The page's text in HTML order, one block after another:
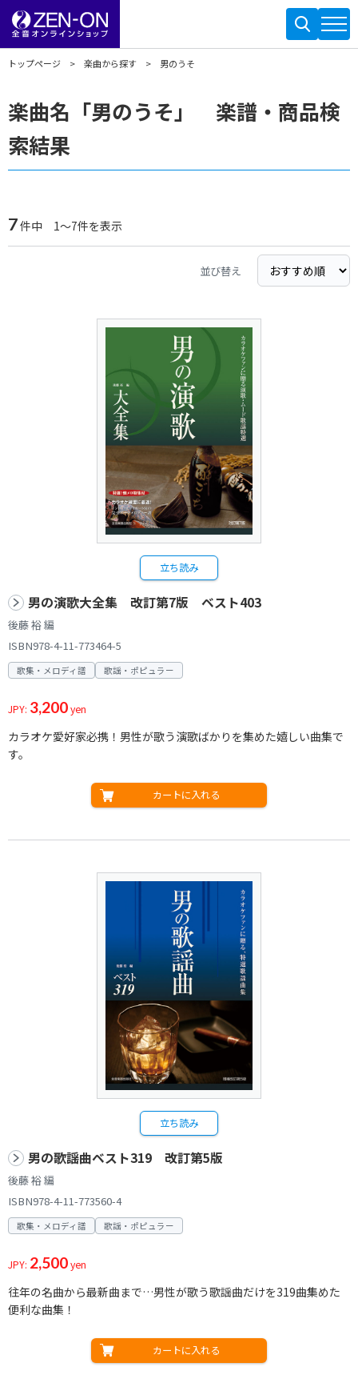
トップページ 楽曲から探す 男のうそ
楽曲名「男のうそ」 楽譜・商品検
索結果
7件中 1～7件を表示
並び替え
立ち読み
男の演歌大全集 改訂第7版 ベスト403
後藤 裕 編
ISBN978-4-11-773464-5
歌集・メロディ譜 歌謡・ポピュラー
JPY: 3,200yen
カラオケ愛好家必携！男性が歌う演歌ばかりを集めた嬉しい曲集で
す。
カートに入れる
立ち読み
男の歌謡曲ベスト319 改訂第5版
後藤 裕 編
ISBN978-4-11-773560-4
歌集・メロディ譜 歌謡・ポピュラー
JPY: 2,500yen
往年の名曲から最新曲まで…男性が歌う歌謡曲だけを319曲集めた
便利な曲集！
カートに入れる